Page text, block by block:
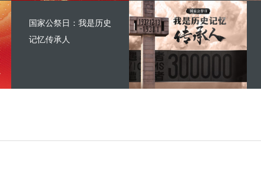
国家公祭日：我是历史
记忆传承人